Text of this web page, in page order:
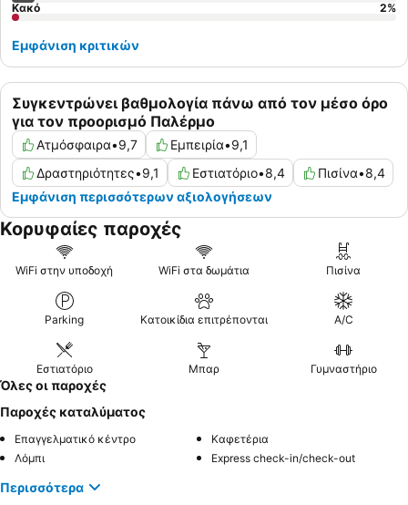
Συγκεντρώνει βαθμολογία πάνω από τον μέσο όρο
για τον προορισμό Παλέρμο
Ατμόσφαιρα•9,7 Εμπειρία•9,1
Δραστηριότητες•9,1 Εστιατόριο•8,4 Πισίνα•8,4
Εμφάνιση περισσότερων αξιολογήσεων
Κακό
2%
Εμφάνιση κριτικών
Κορυφαίες παροχές
WiFi στην υποδοχή WiFi στα δωμάτια Πισίνα
Parking Κατοικίδια επιτρέπονται A/C
Εστιατόριο Μπαρ Γυμναστήριο
Όλες οι παροχές
Παροχές καταλύματος
Επαγγελματικό κέντρο
Καφετέρια
Λόμπι
Express check-in/check-out
Περισσότερα